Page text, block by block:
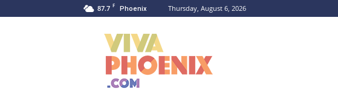
87.7 F Phoenix Thursday, August 6, 2026